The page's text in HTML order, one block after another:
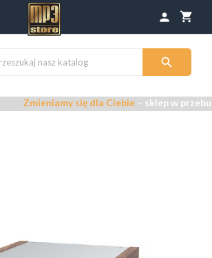
shopping_cart
person

Zmieniamy się dla Ciebie– sklep w